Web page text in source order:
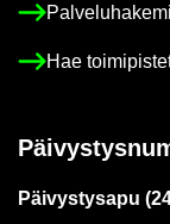
Hae
Päi­vys­tys­a­pu